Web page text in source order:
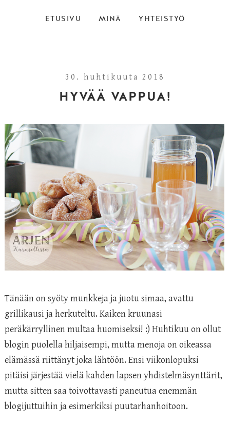
ETUSIVU MINÄ YHTEISTYÖ
30. huhtikuuta 2018
HYVÄÄ VAPPUA!
Tänään on syöty munkkeja ja juotu simaa, avattu
grillikausi ja herkuteltu. Kaiken kruunasi
peräkärryllinen multaa huomiseksi! :) Huhtikuu on ollut
blogin puolella hiljaisempi, mutta menoja on oikeassa
elämässä riittänyt joka lähtöön. Ensi viikonlopuksi
pitäisi järjestää vielä kahden lapsen yhdistelmäsynttärit,
mutta sitten saa toivottavasti paneutua enemmän
blogijuttuihin ja esimerkiksi puutarhanhoitoon.